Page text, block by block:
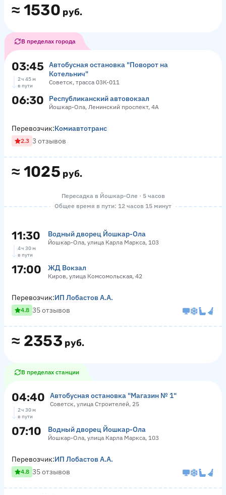
≈ 1530 руб.
В пределах города
03:45
Автобусная остановка "Поворот на
Котельнич"
Советск, трасса 03К-011
2 ч 45 м
в пути
06:30 Республиканский автовокзал
Йошкар-Ола, Ленинский проспект, 4А
≈ 1025 руб.
Перевозчик:Комиавтотранс
2.3 3 отзывов
Пересадка в Йошкар-Оле · 5 часов
Общее время в пути: 12 часов 15 минут
11:30 Водный дворец Йошкар-Ола
Йошкар-Ола, улица Карла Маркса, 103
4 ч 30 м
в пути
17:00 ЖД Вокзал
Киров, улица Комсомольская, 42
≈ 2353 руб.
Перевозчик:ИП Лобастов А.А.
4.8 35 отзывов
В пределах станции
04:40 Автобусная остановка "Магазин № 1"
Советск, улица Строителей, 25
2 ч 30 м
в пути
07:10 Водный дворец Йошкар-Ола
Йошкар-Ола, улица Карла Маркса, 103
Перевозчик:ИП Лобастов А.А.
4.8 35 отзывов